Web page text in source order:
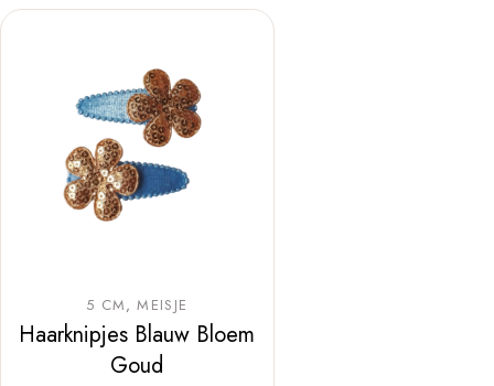
5 CM MEISJE
Haarknipjes Blauw Bloem
Goud